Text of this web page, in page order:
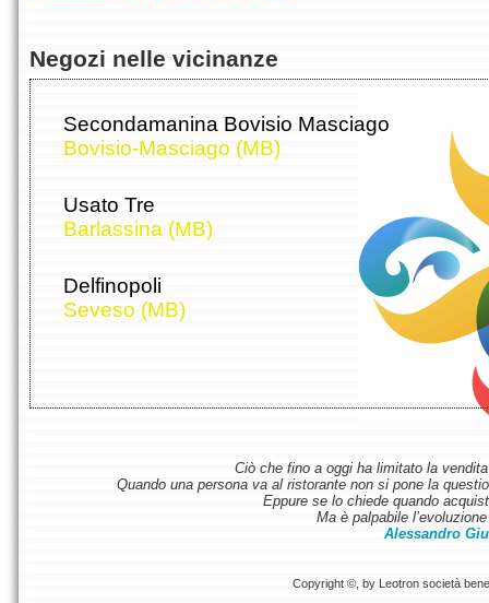
Negozi nelle vicinanze
Secondamanina Bovisio Masciago
Bovisio-Masciago (MB)
Usato Tre
Barlassina (MB)
Delfinopoli
Seveso (MB)
Ciò che fino a oggi ha limitato la
Quando una persona va al ristorante non si pone la
Eppure se lo chiede quando
Ma è palpabile
Alessandro
Copyright ©, by Leotron società